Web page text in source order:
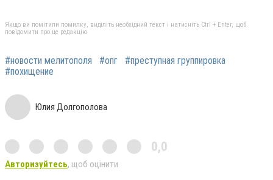
Якщо ви помітили помилку, виділіть необхідний текст і натисніть Ctrl + Enter, щоб
повідомити про це редакцію
#новости мелитополя #опг
#преступная группировка
#похищение
Юлия Долгополова
0,0
Авторизуйтесь, щоб оцінити